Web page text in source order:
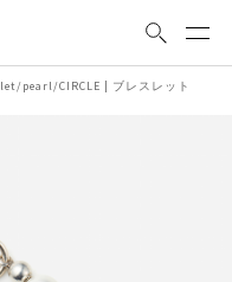
pearl/CIRCLE | ブレスレット